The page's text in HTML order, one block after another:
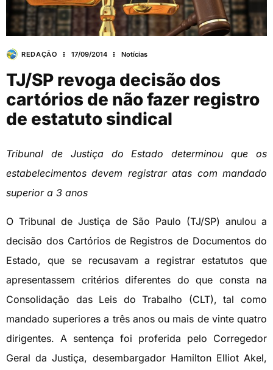
REDAÇÃO 17/09/2014 Notícias
TJ/SP revoga decisão dos
cartórios de não fazer registro
de estatuto sindical
Tribunal de Justiça do Estado determinou que os
estabelecimentos devem registrar atas com mandado
superior a 3 anos
O Tribunal de Justiça de São Paulo (TJ/SP) anulou a
decisão dos Cartórios de Registros de Documentos do
Estado, que se recusavam a registrar estatutos que
apresentassem critérios diferentes do que consta na
Consolidação das Leis do Trabalho (CLT), tal como
mandado superiores a três anos ou mais de vinte quatro
dirigentes. A sentença foi proferida pelo Corregedor
Geral da Justiça, desembargador Hamilton Elliot Akel,